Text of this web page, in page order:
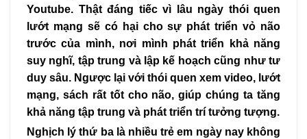
Youtube. Thật đáng tiếc vì lâu ngày thói quen
lướt mạng sẽ có hại cho sự phát triển vỏ não
trước của mình, nơi mình phát triển khả năng
suy nghĩ, tập trung và lập kế hoạch cũng như tư
duy sâu. Ngược lại với thói quen xem video, lướt
mạng, sách rất tốt cho não, giúp chúng ta tăng
khả năng tập trung và phát triển trí tưởng tượng.
Nghịch lý thứ ba là nhiều trẻ em ngày nay không